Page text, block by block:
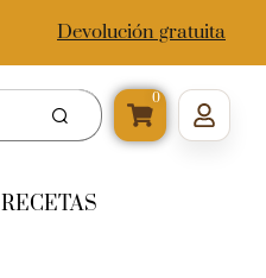
Devolución gratuita
0
RECETAS